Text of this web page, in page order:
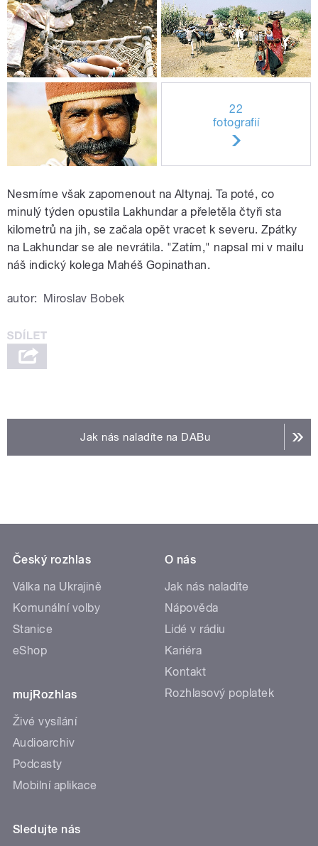
22
fotografií
Nesmíme však zapomenout na Altynaj. Ta poté, co
minulý týden opustila Lakhundar a přeletěla čtyři sta
kilometrů na jih, se začala opět vracet k severu. Zpátky
na Lakhundar se ale nevrátila. "Zatím," napsal mi v mailu
náš indický kolega Mahéš Gopinathan.
autor: Miroslav Bobek
Jak nás naladíte na DABu
Český rozhlas
Válka na Ukrajině
Komunální volby
Stanice
eShop
mujRozhlas
Živé vysílání
Audioarchiv
Podcasty
Mobilní aplikace
O nás
Jak nás naladíte
Nápověda
Lidé v rádiu
Kariéra
Kontakt
Rozhlasový poplatek
Sledujte nás